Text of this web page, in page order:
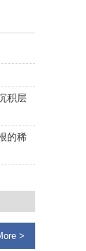
积层
的稀
>